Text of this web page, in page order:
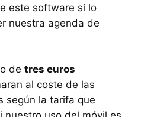
este software si lo
nuestra agenda de
de tres euros
al coste de las
según la tarifa que